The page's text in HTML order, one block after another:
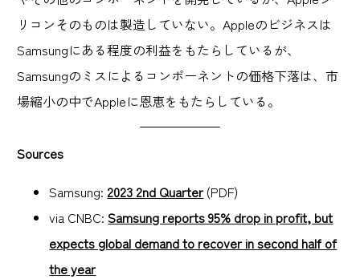
リコンそのものは製造していない。Appleのビジネスは
Samsungにある程度の利益をもたらしているが、
Samsungのミスによるコンポーネントの価格下落は、市
場縮小の中でAppleに恩恵をもたらしている。
Sources
Samsung: 2023 2nd Quarter (PDF)
via CNBC:Samsung reports 95% drop in profit, but
expects global demand to recover in second half of
the year